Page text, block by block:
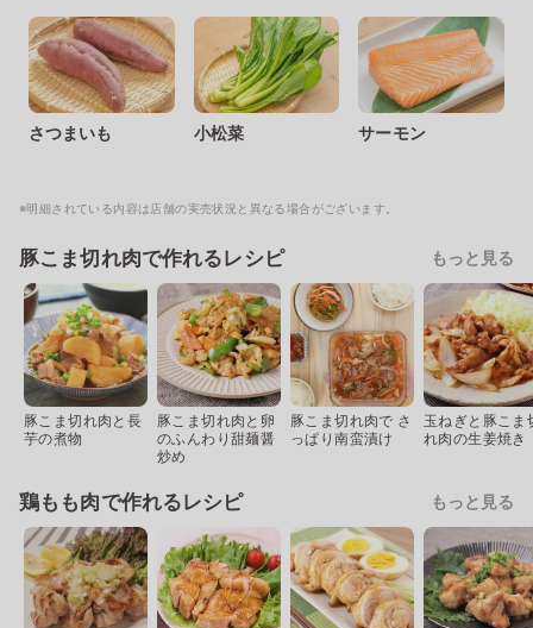
さつまいも 小松菜 サーモン
※明細されている内容は店舗の実売状況と異なる場合がございます。
豚こま切れ肉で作れるレシピ もっと見る
豚こま切れ肉と長
芋の煮物
豚こま切れ肉と卵
のふんわり甜麺醤
炒め
豚こま切れ肉で さ
っぱり南蛮漬け
玉ねぎと豚こま
れ肉の生姜焼き
鶏もも肉で作れるレシピ もっと見る